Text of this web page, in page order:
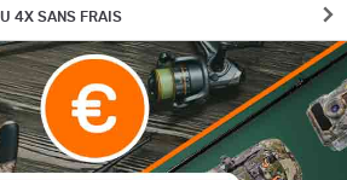
4X SANS FRAIS